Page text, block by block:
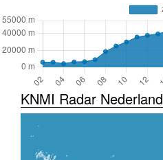
KNMI Radar Nederland